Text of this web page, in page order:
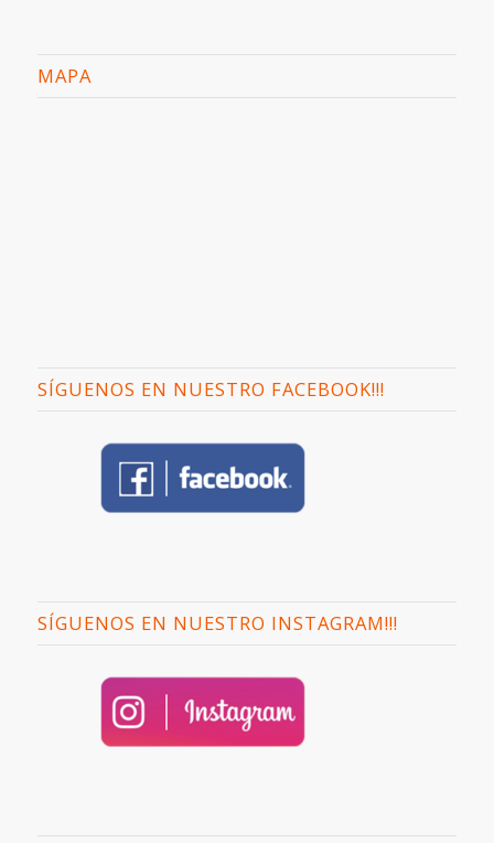
MAPA
SÍGUENOS EN NUESTRO FACEBOOK!!!
SÍGUENOS EN NUESTRO INSTAGRAM!!!